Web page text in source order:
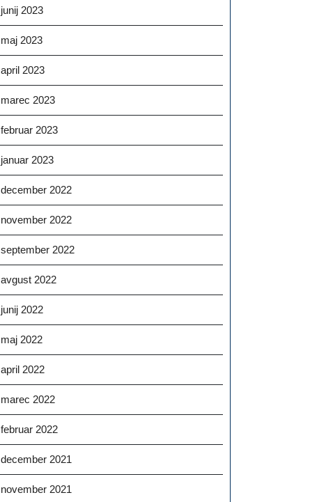
junij 2023
maj 2023
april 2023
marec 2023
februar 2023
januar 2023
december 2022
november 2022
september 2022
avgust 2022
junij 2022
maj 2022
april 2022
marec 2022
februar 2022
december 2021
november 2021